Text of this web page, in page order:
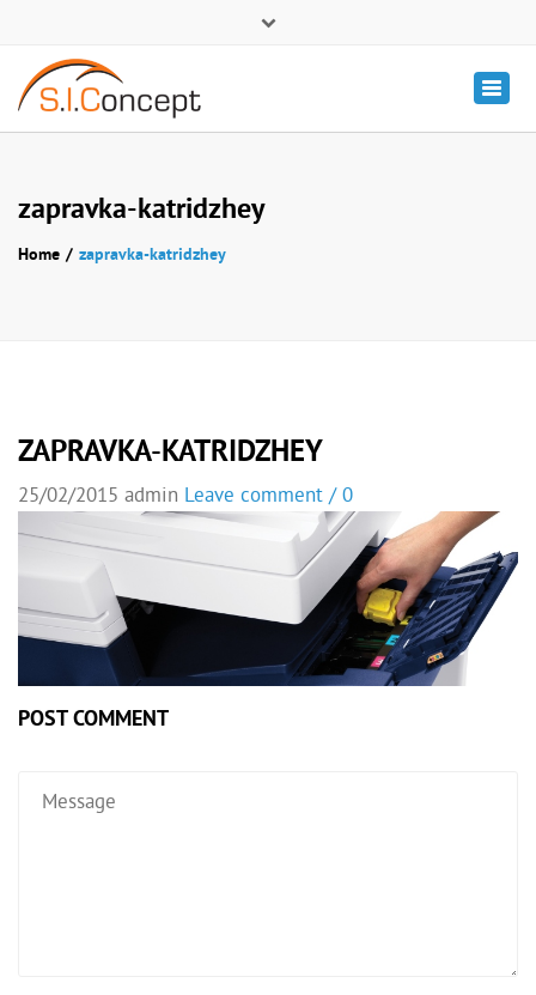
zapravka-katridzhey
Home zapravka-katridzhey
ZAPRAVKA-KATRIDZHEY
25/02/2015 admin Leave comment / 0
POST COMMENT